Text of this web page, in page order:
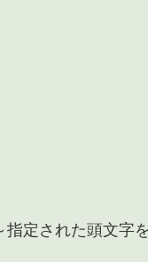
定された頭文字